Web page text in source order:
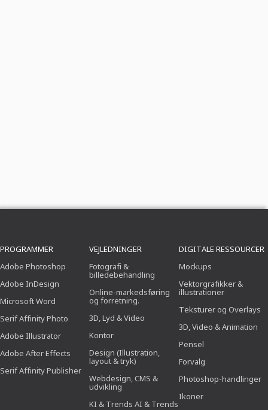
PROGRAMMER
Adobe Photoshop
Adobe InDesign
Microsoft Word
Serif Affinity Photo
Adobe Illustrator
Adobe After Effects
Serif Affinity Publisher
VEJLEDNINGER
Fotografi &
billedebehandling
Online-markedsføring
og forretning.
3D, Lyd & Video
Kontor
Design (Illustration,
layout & tryk)
Webdesign, CMS &
udvikling
KI & Trends AI & Trends
DIGITALE RESSOURCER
Mockups
Vektorgrafikker &
illustrationer
Teksturer og Overlays
3D, Video & Animation
Pensel
Forvalg
Photoshop-handlinger
Ikoner